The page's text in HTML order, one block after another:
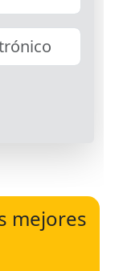
mejores